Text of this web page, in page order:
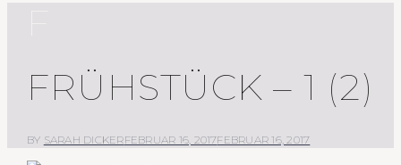
FRÜHSTÜCK – 1 (2)
BY SARAH DICKERFEBRUAR 16, 2017FEBRUAR 16, 2017